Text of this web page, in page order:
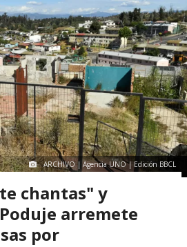
ARCHIVO | Agencia UNO | Edición BBCL
chantas" y
arremete
por